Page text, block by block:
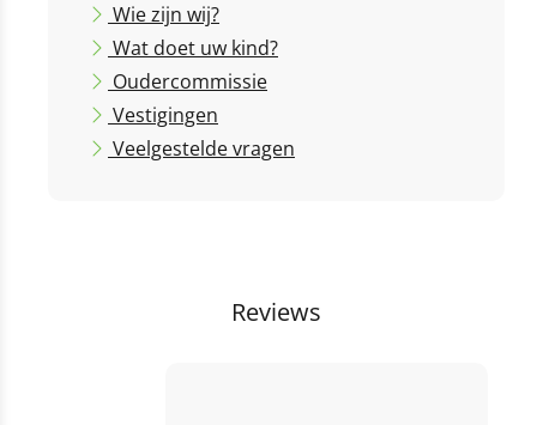
Wie zijn wij?
Wat doet uw kind?
Oudercommissie
Vestigingen
Veelgestelde vragen
Reviews